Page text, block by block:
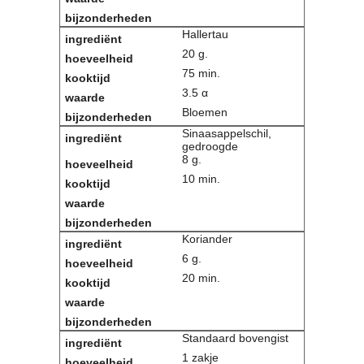
Hallertau
20 g.
75 min.
3.5 α
Bloemen
Sinaasappelschil,
gedroogde
8 g.
10 min.
Koriander
6 g.
20 min.
Standaard bovengist
1 zakje
Bericht
Locatie
Lid worden
Brouwcursus
Media
Links
Nieuwsflitsen
Video
Sponsoren